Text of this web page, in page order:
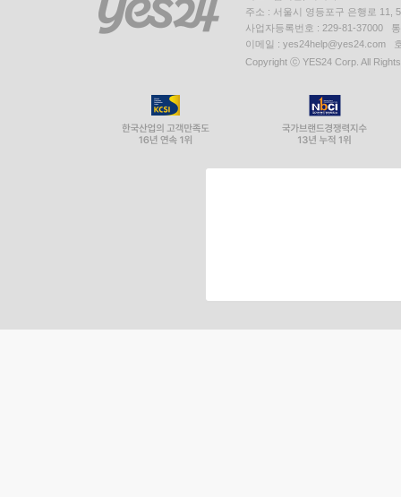
주소 : 서울시 영등포구 은행로 11,
사업자등록번호 : 229-81-37000
이메일 : yes24help@yes24.com
Copyright ⓒ YES24 Corp. All